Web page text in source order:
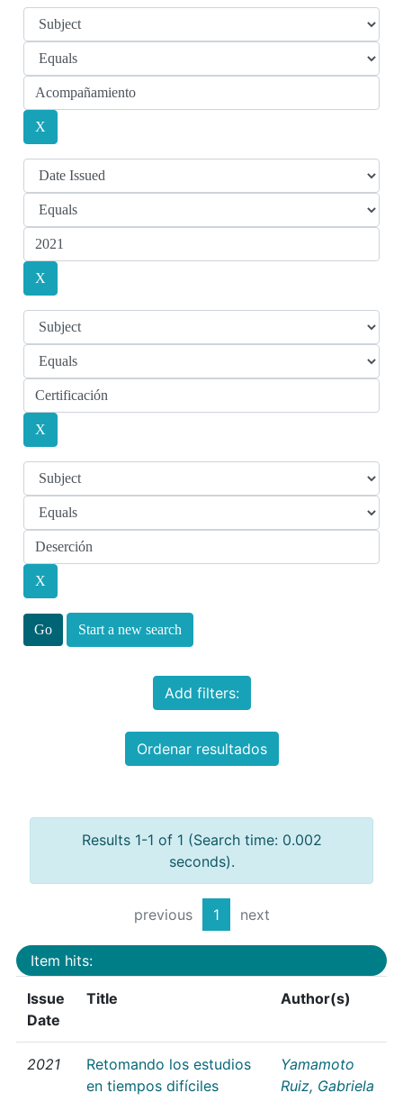
Start a new search
Add filters:
Ordenar resultados
Results 1-1 of 1 (Search time: 0.002
seconds).
previous 1 next
Item hits:
Issue
Date
Title Author(s)
2021
Retomando los estudios
en tiempos difíciles
Yamamoto
Ruiz, Gabriela